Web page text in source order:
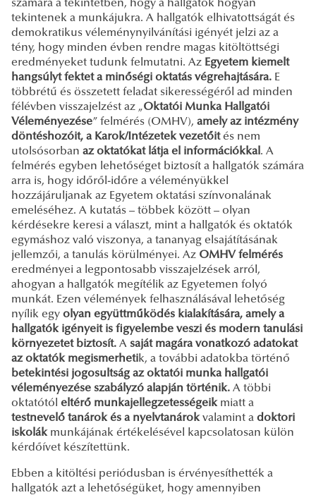
számára a tekintetben, hogy a hallgatók hogyan
tekintenek a munkájukra. A hallgatók elhivatottságát és
demokratikus véleménynyilvánítási igényét jelzi az a
tény, hogy minden évben rendre magas kitöltöttségi
eredményeket tudunk felmutatni. Az Egyetem kiemelt
hangsúlyt fektet a minőségi oktatás végrehajtására. E
többrétű és összetett feladat sikerességéről ad minden
félévben visszajelzést az „Oktatói Munka Hallgatói
Véleményezése” felmérés (OMHV), amely az intézmény
döntéshozóit, a Karok/Intézetek vezetőités nem
utolsósorban az oktatókat látja el információkkal . A
felmérés egyben lehetőséget biztosít a hallgatók számára
arra is, hogy időről-időre a véleményükkel
hozzájáruljanak az Egyetem oktatási színvonalának
emeléséhez. A kutatás – többek között – olyan
kérdésekre keresi a választ, mint a hallgatók és oktatók
egymáshoz való viszonya, a tananyag elsajátításának
jellemzői, a tanulás körülményei. Az OMHV felmérés
eredményei a legpontosabb visszajelzések arról,
ahogyan a hallgatók megítélik az Egyetemen folyó
munkát. Ezen vélemények felhasználásával lehetőség
nyílik egy olyan együttműködés kialakítására, amely a
hallgatók igényeit is figyelembe veszi és modern tanulási
környezetet biztosít. A saját magára vonatkozó adatokat
az oktatók megismerhetik, a további adatokba történő
betekintési jogosultság az oktatói munka hallgatói
véleményezése szabályzó alapján történik. A többi
oktatótól eltérő munkajellegzetességeikmiatt a
testnevelő tanárok és a nyelvtanárokvalamint a doktori
iskolákmunkájának értékelésével kapcsolatosan külön
kérdőívet készítettünk.
Ebben a kitöltési periódusban is érvényesíthették a
hallgatók azt a lehetőségüket, hogy amennyiben